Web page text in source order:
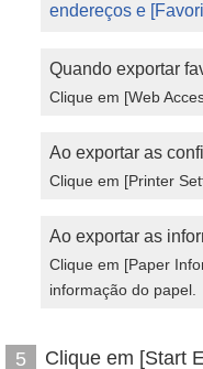
endereços e
Quando exportar
Clique em [Web
Ao exportar as
Clique em [Printer
Ao exportar as
Clique em [Paper
informação do papel.
5 Clique em [Start